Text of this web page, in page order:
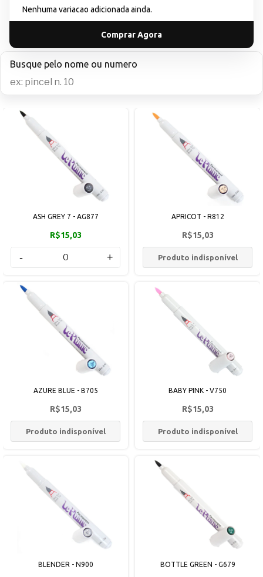
Nenhuma variacao adicionada ainda.
Comprar Agora
Busque pelo nome ou numero
ASH GREY 7 - AG877
R$15,03
- +
APRICOT - R812
R$15,03
Produto indisponível
AZURE BLUE - B705
R$15,03
Produto indisponível
BABY PINK - V750
R$15,03
Produto indisponível
BLENDER - N900 BOTTLE GREEN - G679